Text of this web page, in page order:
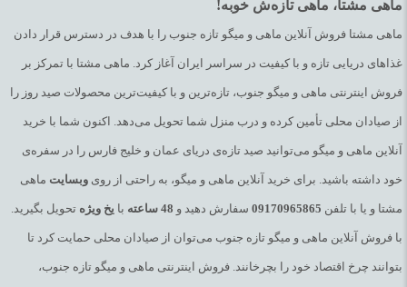
ماهی مشتا، ماهی تازه‌ش خوبه!
ماهی مشتا فروش آنلاین ماهی و میگو تازه جنوب را با هدف در دسترس قرار دادن
غذاهای دریایی تازه و با کیفیت در سراسر ایران آغاز کرد. ماهی مشتا با تمرکز بر
فروش اینترنتی ماهی و میگو جنوب، تازه‌ترین و با کیفیت‌ترین محصولات صید روز را
از صیادان محلی تأمین کرده و درب منزل شما تحویل می‌دهد. اکنون شما با خرید
آنلاین ماهی و میگو می‌توانید صید تازه‌ی دریای عمان و خلیج فارس را در سفره‌ی
خود داشته باشید. برای خرید آنلاین ماهی و میگو، به راحتی از روی وبسایت ماهی
مشتا و یا با تلفن 09170965865 سفارش دهید و 48 ساعته با یخ ویژه تحویل بگیرید.
با فروش آنلاین ماهی و میگو تازه جنوب می‌توان از صیادان محلی حمایت کرد تا
بتوانند چرخ اقتصاد خود را بچرخانند. فروش اینترنتی ماهی و میگو تازه جنوب،